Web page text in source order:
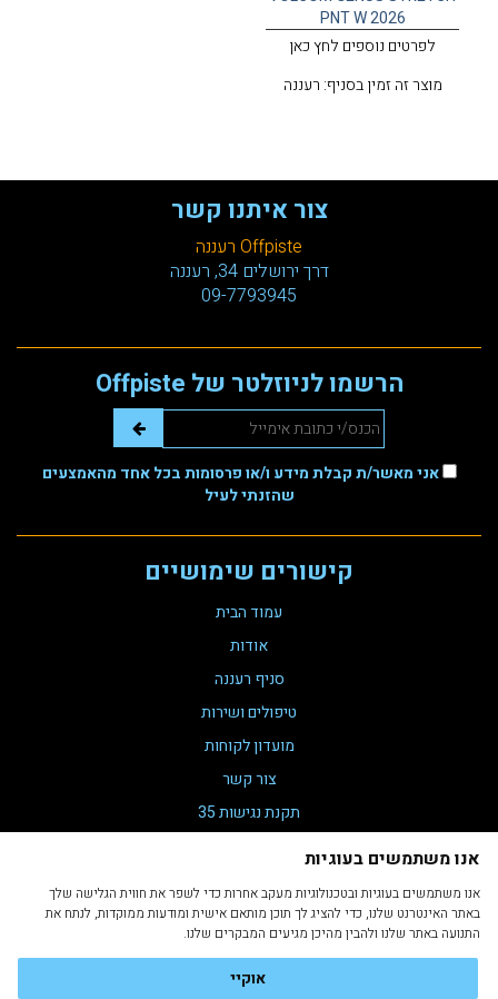
אנו משתמשים בעוגיות
אנו משתמשים בעוגיות ובטכנולוגיות מעקב אחרות כדי לשפר את חווית הגלישה שלך
באתר האינטרנט שלנו, כדי להציג לך תוכן מותאם אישית ומודעות ממוקדות, לנתח את
התנועה באתר שלנו ולהבין מהיכן מגיעים המבקרים שלנו.
אוקיי
PNT W 2026
לפרטים נוספים לחץ כאן
מוצר זה זמין בסניף: רעננה
קישורים שימושיים
עמוד הבית
אודות
סניף רעננה
טיפולים ושירות
מועדון לקוחות
צור קשר
תקנת נגישות 35
תקנון ותנאי שימוש
הרשמו לניוזלטר של Offpiste
אני מאשר/ת קבלת מידע ו/או פרסומות בכל אחד מהאמצעים
שהזנתי לעיל
צור איתנו קשר
Offpiste רעננה
דרך ירושלים 34, רעננה
09-7793945